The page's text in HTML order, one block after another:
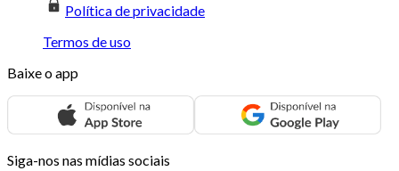
Política de privacidade
Termos de uso
Baixe o app
Siga-nos nas mídias sociais